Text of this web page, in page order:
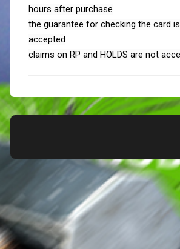
hours after purchase
the guarantee for checking the card
accepted
claims on RP and HOLDS are not